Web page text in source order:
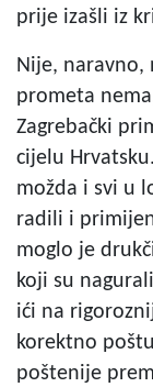
prije izašli iz
Nije, naravno,
prometa
Zagrebački
cijelu
možda i svi u
radili i
moglo je
koji su
ići na
korektno
poštenije